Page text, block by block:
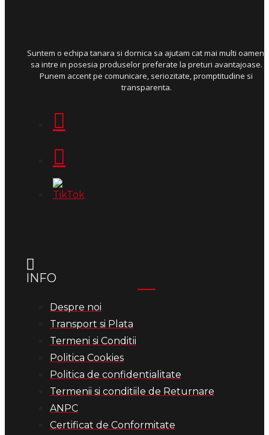
Suntem o echipa tanara si dornica sa ajutam cat mai multi oameni
sa intre in posesia produselor preferate la preturi avantajoase.
Punem accent pe comunicare, seriozitate, promptitudine si
transparenta.
INFO
Despre noi
Transport si Plata
Termeni si Conditii
Politica Cookies
Politica de confidentialitate
Termenii si conditiile de Returnare
ANPC
Certificat de Conformitate